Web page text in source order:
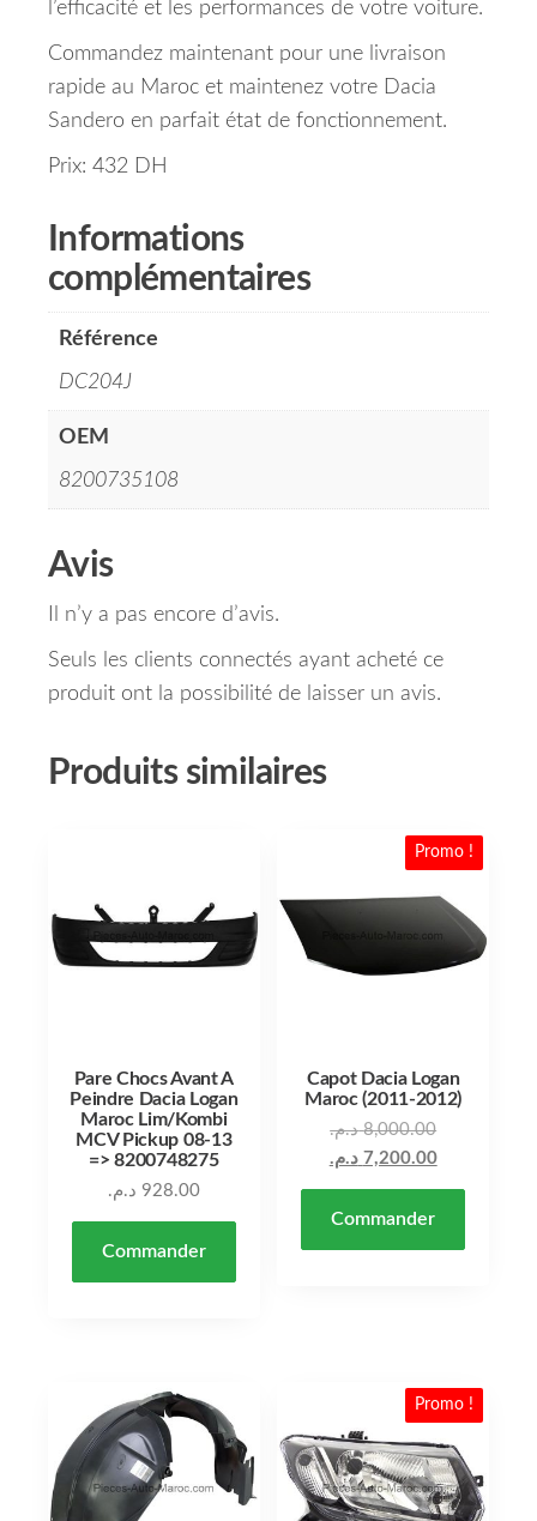
l’efficacité et les performances de votre voiture.
Commandez maintenant pour une livraison
rapide au Maroc et maintenez votre Dacia
Sandero en parfait état de fonctionnement.
Prix: 432 DH
Informations
complémentaires
Référence
DC204J
OEM
8200735108
Avis
Il n’y a pas encore d’avis.
Seuls les clients connectés ayant acheté ce
produit ont la possibilité de laisser un avis.
Produits similaires
Pare Chocs Avant A
Peindre Dacia Logan
Maroc Lim/Kombi
MCV Pickup 08-13
=> 8200748275
928.00 د.م.
Commander
Promo !
Capot Dacia Logan
Maroc (2011-2012)
8,000.00 د.م.
7,200.00 د.م.
Commander
Promo !